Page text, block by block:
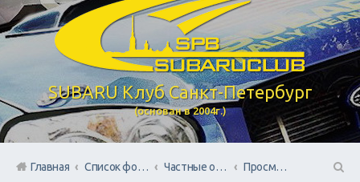
SUBARU Клуб Санкт-Петербург
(основан в 2004г.)
Главная Список форумов Частные объявления. Режим отношений As Is
Просмотренные вами авто